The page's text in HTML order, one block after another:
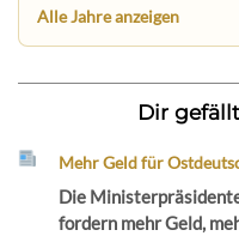
Alle Jahre anzeigen
Dir
Mehr Geld für
Die
fordern mehr Geld,